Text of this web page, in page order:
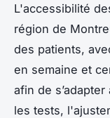
L'accessibilité
région de
des patients,
en semaine et
afin de
les tests,